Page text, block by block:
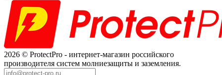
2026 © ProtectPro - интернет-магазин российского
производителя систем молниезащиты и заземления.